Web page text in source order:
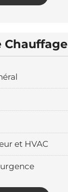
Chauffage
et HVAC